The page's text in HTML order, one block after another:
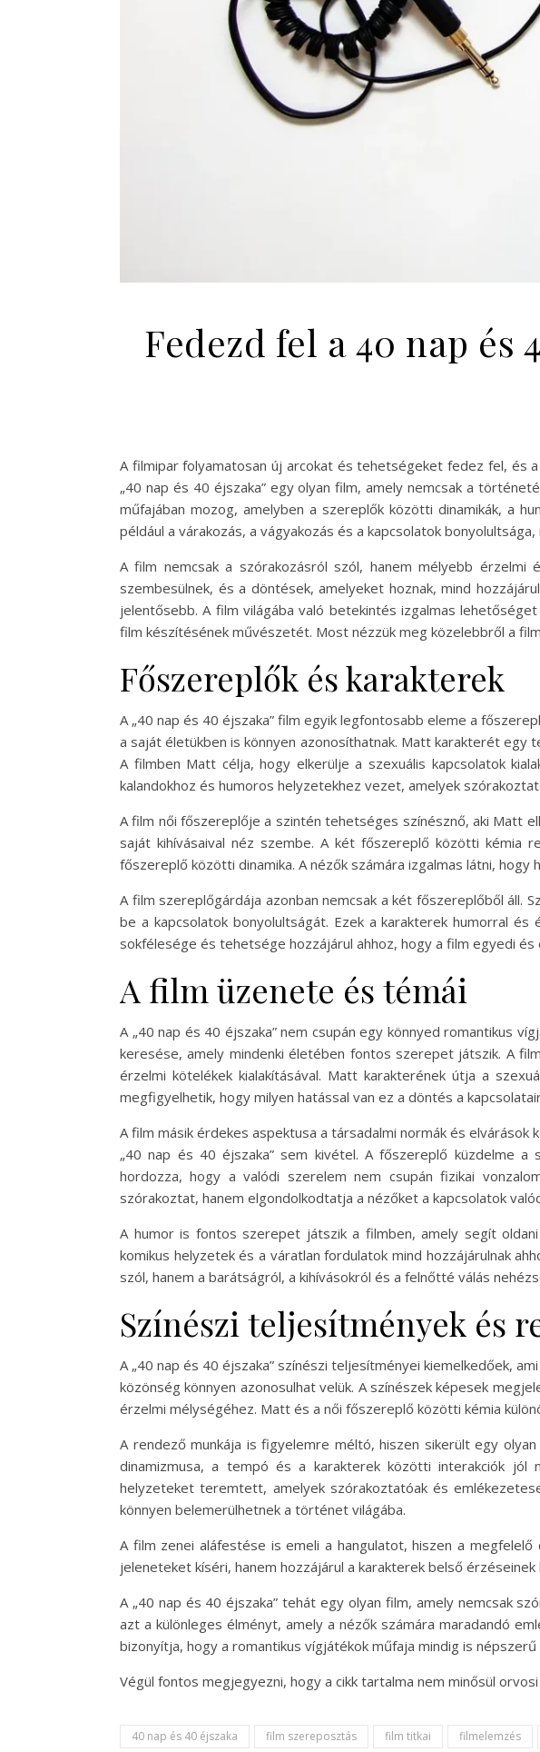
Fedezd fel a 40 nap és
A filmipar folyamatosan új arcokat és tehetségeket fedez fel, és
„40 nap és 40 éjszaka” egy olyan film, amely nemcsak a
műfajában mozog, amelyben a szereplők közötti dinamikák, a
például a várakozás, a vágyakozás és a kapcsolatok
A film nemcsak a szórakozásról szól, hanem mélyebb érzelmi
szembesülnek, és a döntések, amelyeket hoznak, mind
jelentősebb. A film világába való betekintés izgalmas
film készítésének művészetét. Most nézzük meg közelebbről a
Főszereplők és karakterek
A „40 nap és 40 éjszaka” film egyik legfontosabb eleme a
a saját életükben is könnyen azonosíthatnak. Matt karakterét
A filmben Matt célja, hogy elkerülje a szexuális kapcsolatok
kalandokhoz és humoros helyzetekhez vezet, amelyek
A film női főszereplője a szintén tehetséges színésznő, aki Matt
saját kihívásaival néz szembe. A két főszereplő közötti kémia
főszereplő közötti dinamika. A nézők számára izgalmas látni,
A film szereplőgárdája azonban nemcsak a két főszereplőből áll.
be a kapcsolatok bonyolultságát. Ezek a karakterek humorral
sokfélesége és tehetsége hozzájárul ahhoz, hogy a film egyedi
A film üzenete és témái
A „40 nap és 40 éjszaka” nem csupán egy könnyed romantikus
keresése, amely mindenki életében fontos szerepet játszik. A
érzelmi kötelékek kialakításával. Matt karakterének útja a
megfigyelhetik, hogy milyen hatással van ez a döntés a
A film másik érdekes aspektusa a társadalmi normák és
„40 nap és 40 éjszaka” sem kivétel. A főszereplő küzdelme
hordozza, hogy a valódi szerelem nem csupán fizikai
szórakoztat, hanem elgondolkodtatja a nézőket a kapcsolatok
A humor is fontos szerepet játszik a filmben, amely segít
komikus helyzetek és a váratlan fordulatok mind hozzájárulnak
szól, hanem a barátságról, a kihívásokról és a felnőtté válás
Színészi teljesítmények és
A „40 nap és 40 éjszaka” színészi teljesítményei kiemelkedőek,
közönség könnyen azonosulhat velük. A színészek képesek
érzelmi mélységéhez. Matt és a női főszereplő közötti kémia
A rendező munkája is figyelemre méltó, hiszen sikerült egy
dinamizmusa, a tempó és a karakterek közötti interakciók jól
helyzeteket teremtett, amelyek szórakoztatóak és
könnyen belemerülhetnek a történet világába.
A film zenei aláfestése is emeli a hangulatot, hiszen a
jeleneteket kíséri, hanem hozzájárul a karakterek belső
A „40 nap és 40 éjszaka” tehát egy olyan film, amely nemcsak
azt a különleges élményt, amely a nézők számára maradandó
bizonyítja, hogy a romantikus vígjátékok műfaja mindig is népszerű
Végül fontos megjegyezni, hogy a cikk tartalma nem minősül
40 nap és 40 éjszaka film szereposztás film titkai filmelemzés